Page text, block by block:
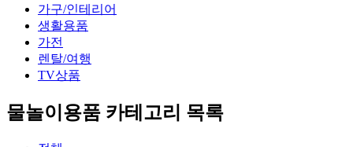
가구/인테리어
생활용품
가전
렌탈/여행
TV상품
물놀이용품 카테고리 목록